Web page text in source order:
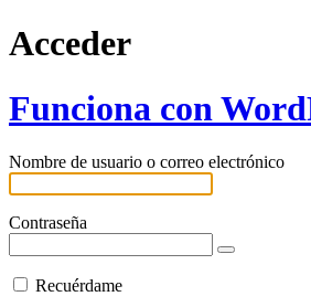
Acceder
Funciona con
Nombre de usuario o correo electrónico
Contraseña
Recuérdame